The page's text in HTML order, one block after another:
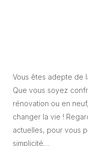
Vous êtes adepte de
Que vous soyez
rénovation ou en
changer la vie !
actuelles, pour vous
simplicité…